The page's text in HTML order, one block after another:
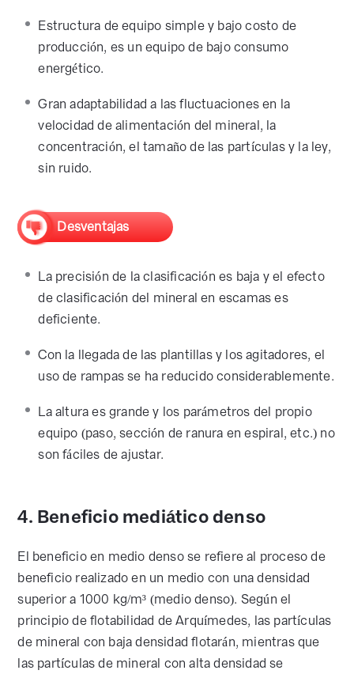
Estructura de equipo simple y bajo costo de
producción, es un equipo de bajo consumo
energético.
Gran adaptabilidad a las fluctuaciones en la
velocidad de alimentación del mineral, la
concentración, el tamaño de las partículas y la ley,
sin ruido.
Desventajas
La precisión de la clasificación es baja y el efecto
de clasificación del mineral en escamas es
deficiente.
Con la llegada de las plantillas y los agitadores, el
uso de rampas se ha reducido considerablemente.
La altura es grande y los parámetros del propio
equipo (paso, sección de ranura en espiral, etc.) no
son fáciles de ajustar.
4. Beneficio mediático denso
El beneficio en medio denso se refiere al proceso de
beneficio realizado en un medio con una densidad
superior a 1000 kg/m³ (medio denso). Según el
principio de flotabilidad de Arquímedes, las partículas
de mineral con baja densidad flotarán, mientras que
las partículas de mineral con alta densidad se